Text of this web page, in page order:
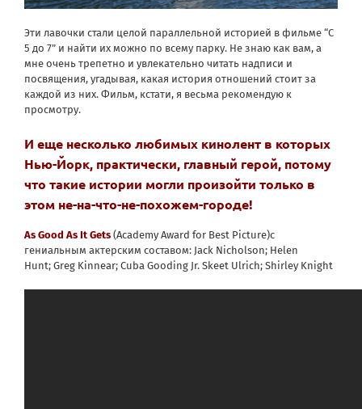
Эти лавочки стали целой параллельной историей в фильме “С
5 до 7” и найти их можно по всему парку. Не знаю как вам, а
мне очень трепетно и увлекательно читать надписи и
посвящения, угадывая, какая история отношений стоит за
каждой из них. Фильм, кстати, я весьма рекомендую к
просмотру.
И еще несколько любимых кинолент в которых
Нью-Йорк, практически, главный герой, потому
что такие истории могли произойти только в
этом не-на-что-не-похожем-городе!
As Good As It Gets (Academy Award for Best Picture)с
гениальным актерским составом: Jack Nicholson; Helen
Hunt; Greg Kinnear; Cuba Gooding Jr. Skeet Ulrich; Shirley Knight